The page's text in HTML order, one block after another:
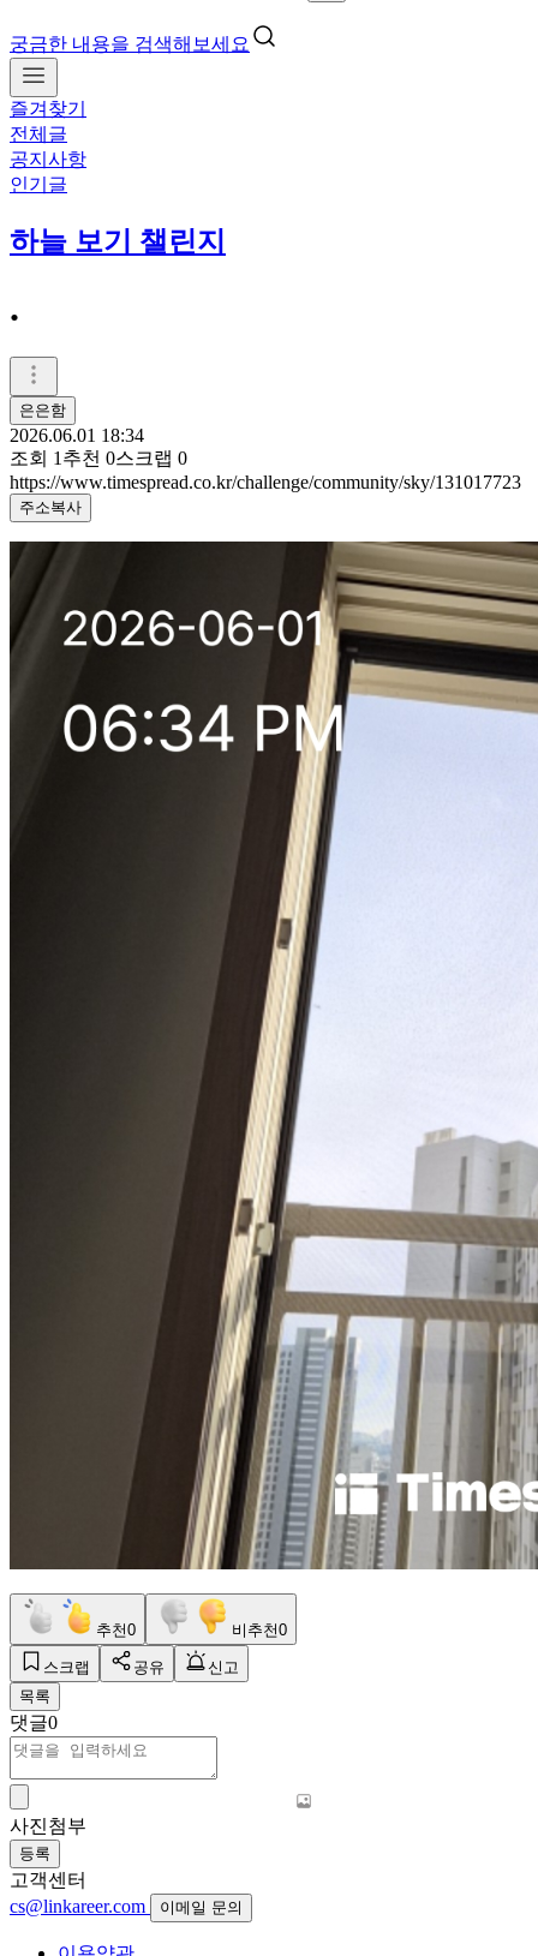
궁금한 내용을 검색해보세요
즐겨찾기
전체글
공지사항
인기글
하늘 보기 챌린지
.
은은함
2026.06.01 18:34
조회 1 추천 0스크랩 0
https://www.timespread.co.kr/challenge/community/sky/131017723
주소복사
추천0 비추천0
스크랩 공유
신고
목록
댓글0
사진첨부
등록
고객센터
cs@linkareer.com
이메일 문의